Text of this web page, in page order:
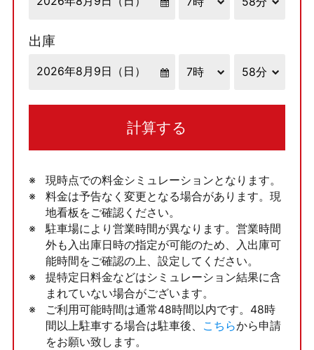
出庫
計算する
現時点での料金シミュレーションとなります。
料金は予告なく変更となる場合があります。現
地看板をご確認ください。
駐車場により営業時間が異なります。営業時間
外も入出庫日時の指定が可能のため、入出庫可
能時間をご確認の上、設定してください。
提特定日料金などはシミュレーション結果に含
まれていない場合がございます。
ご利用可能時間は通常48時間以内です。48時
間以上駐車する場合は駐車後、
こちらから申請
をお願い致します。